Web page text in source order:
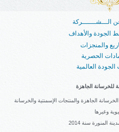
للخرسانة الجاهزة
الجاهزة والمنتجات الإسمنتية والخرسانة
وغيرها
المنورة سنة 2014